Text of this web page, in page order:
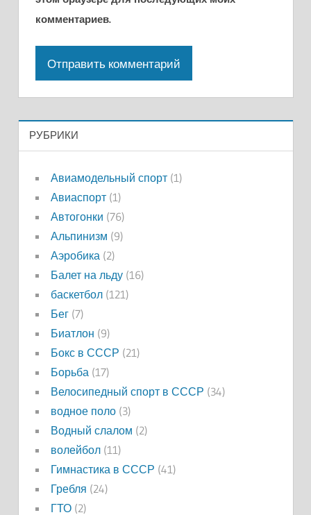
комментариев.
РУБРИКИ
Авиамодельный спорт(1)
Авиаспорт(1)
Автогонки (76)
Альпинизм (9)
Аэробика (2)
Балет на льду(16)
баскетбол(121)
Бег(7)
Биатлон (9)
Бокс в СССР (21)
Борьба (17)
Велосипедный спорт в СССР (34)
водное поло(3)
Водный слалом (2)
волейбол(11)
Гимнастика в СССР (41)
Гребля (24)
ГТО(2)